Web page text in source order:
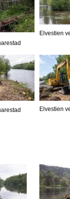
Elvestien
Elvestien